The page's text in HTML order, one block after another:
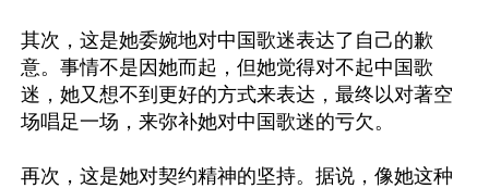
其次，这是她委婉地对中国歌迷表达了自己的歉
意。事情不是因她而起，但她觉得对不起中国歌
迷，她又想不到更好的方式来表达，最终以对著空
场唱足一场，来弥补她对中国歌迷的亏欠。
再次，这是她对契约精神的坚持。据说，像她这种